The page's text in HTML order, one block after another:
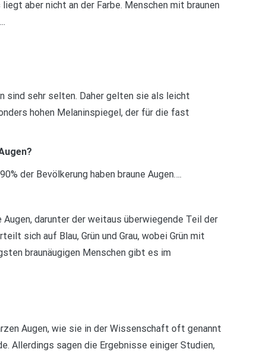
aber nicht an der Farbe. Menschen mit braunen
sind sehr selten. Daher gelten sie als leicht
hohen Melaninspiegel, der für die fast
der Bevölkerung haben braune Augen….
darunter der weitaus überwiegende Teil der
sich auf Blau, Grün und Grau, wobei Grün mit
braunäugigen Menschen gibt es im
Augen, wie sie in der Wissenschaft oft genannt
Allerdings sagen die Ergebnisse einiger Studien,